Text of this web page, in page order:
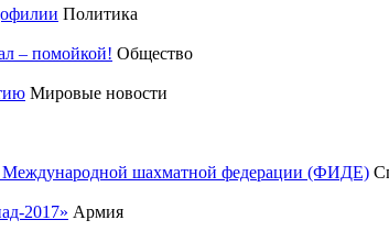
Политика
– помойкой! Общество
Мировые новости
шахматной федерации (ФИДЕ)
2017» Армия